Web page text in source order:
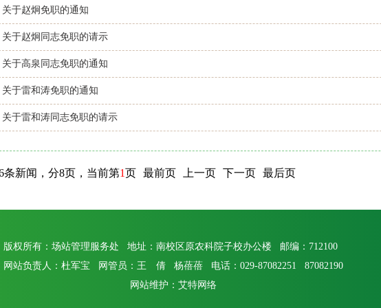
关于赵炯免职的通知
关于赵炯同志免职的请示
关于高泉同志免职的通知
关于雷和涛免职的通知
关于雷和涛同志免职的请示
条新闻，分8页，当前第1页 最前页 上一页 下一页 最后页
版权所有：场站管理服务处 地址：南校区原农科院子校办公楼 邮编：712100
网站负责人：杜军宝 网管员：王 倩 杨蓓蓓 电话：029-87082251 87082190
网站维护：艾特网络